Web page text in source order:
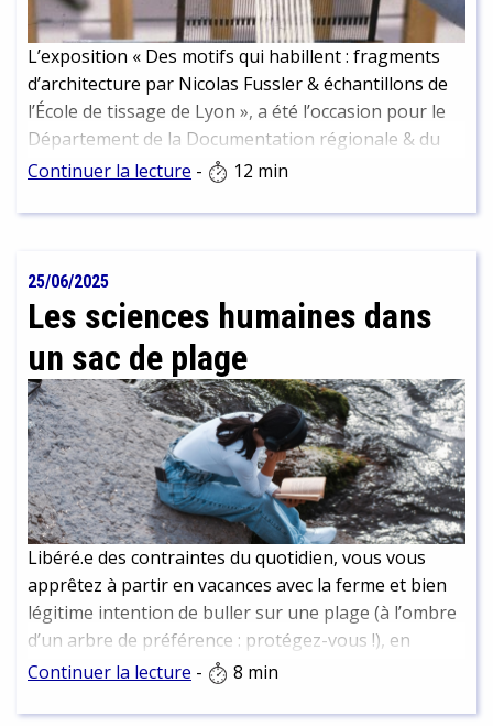
L’exposition « Des motifs qui habillent : fragments
d’architecture par Nicolas Fussler & échantillons de
l’École de tissage de Lyon », a été l’occasion pour le
Département de la Documentation régionale & du
Dépôt légal de mettre un coup de projecteur sur
conserve une partie des collections. Visites,
reconstituer son histoire et d’en faire un portrait
vivant que nous vous livrons ici.
Continuer la lecture - 12 min
25/06/2025
Les sciences humaines dans
un sac de plage
Libéré.e des contraintes du quotidien, vous vous
apprêtez à partir en vacances avec la ferme et bien
légitime intention de buller sur une plage (à l’ombre
d’un arbre de préférence : protégez-vous !), en
dégainant un roman bien dépaysant… Et si la période
Continuer la lecture - 8 min